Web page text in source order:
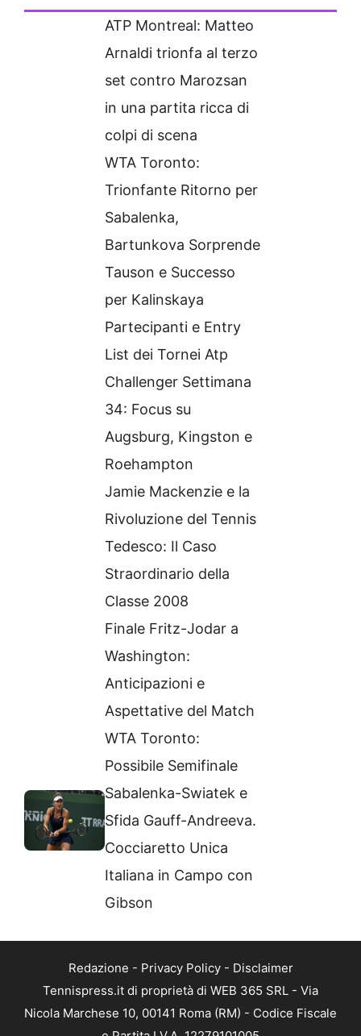
ATP Montreal: Matteo
Arnaldi trionfa al terzo
set contro Marozsan
in una partita ricca di
colpi di scena
WTA Toronto:
Trionfante Ritorno per
Sabalenka,
Bartunkova Sorprende
Tauson e Successo
per Kalinskaya
Partecipanti e Entry
List dei Tornei Atp
Challenger Settimana
34: Focus su
Augsburg, Kingston e
Roehampton
Jamie Mackenzie e la
Rivoluzione del Tennis
Tedesco: Il Caso
Straordinario della
Classe 2008
Finale Fritz-Jodar a
Washington:
Anticipazioni e
Aspettative del Match
WTA Toronto:
Possibile Semifinale
Sabalenka-Swiatek e
Sfida Gauff-Andreeva.
Cocciaretto Unica
Italiana in Campo con
Gibson
Redazione - Privacy Policy- Disclaimer
Tennispress.it di proprietà di WEB 365 SRL - Via
Nicola Marchese 10, 00141 Roma (RM) - Codice Fiscale